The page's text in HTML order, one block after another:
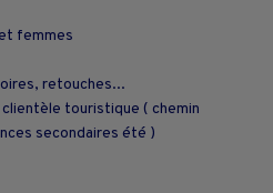
femmes
retouches...
touristique ( chemin
secondaires été )